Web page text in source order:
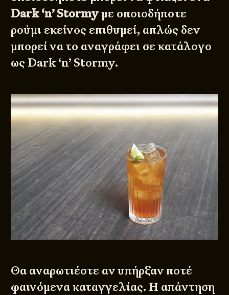
Dark ‘n’ Stormyμε οποιοδήποτε
ρούμι εκείνος επιθυμεί, απλώς δεν
μπορεί να το αναγράφει σε κατάλογο
ως Dark ‘n’ Stormy.
Θα αναρωτιέστε αν υπήρξαν ποτέ
φαινόμενα καταγγελίας. Η απάντηση